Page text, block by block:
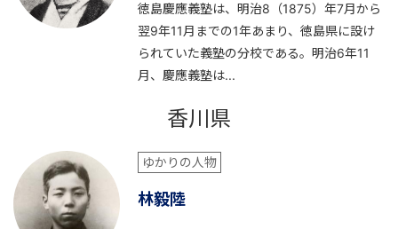
徳島慶應義塾は、明治8（1875）年7月から
翌9年11月までの1年あまり、徳島県に設け
られていた義塾の分校である。明治6年11
月、慶應義塾は...
香川県
ゆかりの人物
林毅陸